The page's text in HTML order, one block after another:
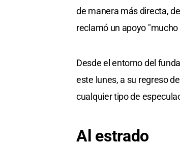
de manera más directa,
reclamó un apoyo
Desde el entorno del
este lunes, a su regreso
cualquier tipo de
Al estrado